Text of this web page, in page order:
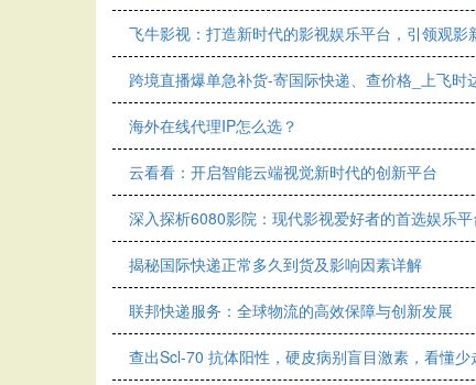
飞牛影视：打造新时代的影视娱乐平台，引领观影
跨境直播爆单急补货-寄国际快递、查价格_上飞时
海外在线代理IP怎么选？
云看看：开启智能云端视觉新时代的创新平台
深入探析6080影院：现代影视爱好者的首选娱乐平
揭秘国际快递正常多久到货及影响因素详解
联邦快递服务：全球物流的高效保障与创新发展
查出Scl-70 抗体阳性，硬皮病别盲目激素，看懂少